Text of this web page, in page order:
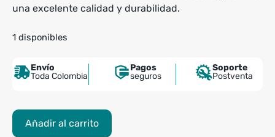
una excelente calidad y durabilidad.
1 disponibles
Envío
Toda Colombia
Pagos
seguros
Soporte
Postventa
Máquina
Sportfitness
Añadir al carrito